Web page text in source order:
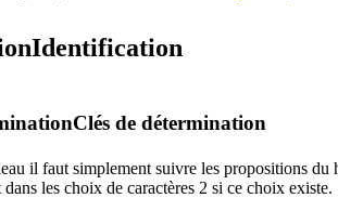
Identification
Clés de détermination
il faut simplement suivre les propositions du
dans les choix de caractères 2 si ce choix existe.